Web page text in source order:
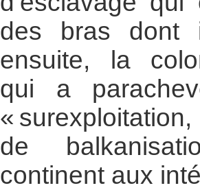
des bras dont
ensuite, la
qui a
«
de
continent aux